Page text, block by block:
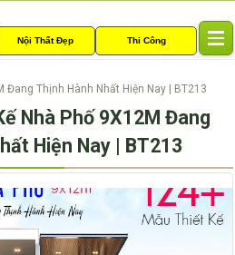
Nội Thất Đẹp Thi Công
g
l
a
v
i
g
Đang Thịnh Hành Nhất Hiện Nay | BT213
Nhà Phố 9X12M Đang
Hiện Nay | BT213